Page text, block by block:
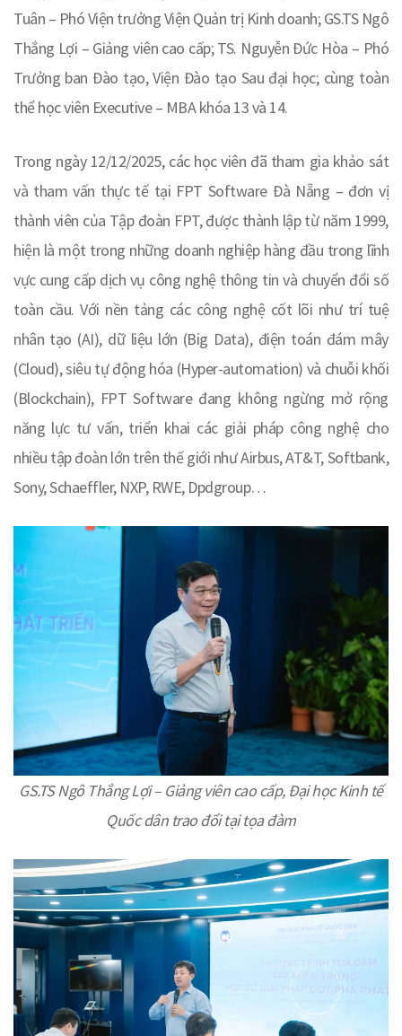
Tuân – Phó Viện trưởng Viện Quản trị Kinh doanh; GS.TS Ngô
Thắng Lợi – Giảng viên cao cấp; TS. Nguyễn Đức Hòa – Phó
Trưởng ban Đào tạo, Viện Đào tạo Sau đại học; cùng toàn
thể học viên Executive – MBA khóa 13 và 14.
Trong ngày 12/12/2025, các học viên đã tham gia khảo sát
và tham vấn thực tế tại FPT Software Đà Nẵng – đơn vị
thành viên của Tập đoàn FPT, được thành lập từ năm 1999,
hiện là một trong những doanh nghiệp hàng đầu trong lĩnh
vực cung cấp dịch vụ công nghệ thông tin và chuyển đổi số
toàn cầu. Với nền tảng các công nghệ cốt lõi như trí tuệ
nhân tạo (AI), dữ liệu lớn (Big Data), điện toán đám mây
(Cloud), siêu tự động hóa (Hyper-automation) và chuỗi khối
(Blockchain), FPT Software đang không ngừng mở rộng
năng lực tư vấn, triển khai các giải pháp công nghệ cho
nhiều tập đoàn lớn trên thế giới như Airbus, AT&T, Softbank,
Sony, Schaeffler, NXP, RWE, Dpdgroup…
GS.TS Ngô Thắng Lợi – Giảng viên cao cấp, Đại học Kinh tế
Quốc dân trao đổi tại tọa đàm